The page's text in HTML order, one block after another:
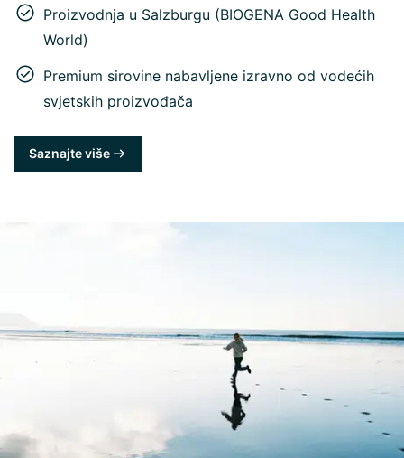
Proizvodnja u Salzburgu (BIOGENA Good Health
World)
Premium sirovine nabavljene izravno od vodećih
svjetskih proizvođača
Saznajte više